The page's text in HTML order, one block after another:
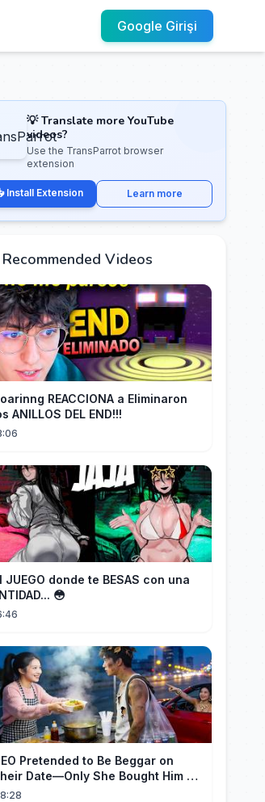
Google Girişi
💡 Translate more YouTube
videos?
Use the TransParrot browser
extension
Install Extension Learn more
Recommended Videos
REACCIONA a Eliminaron
ANILLOS DEL END!!!
JUEGO donde te BESAS con una
😳
Pretended to Be Beggar on
Date—Only She Bought Him a
and He Fell in Love!